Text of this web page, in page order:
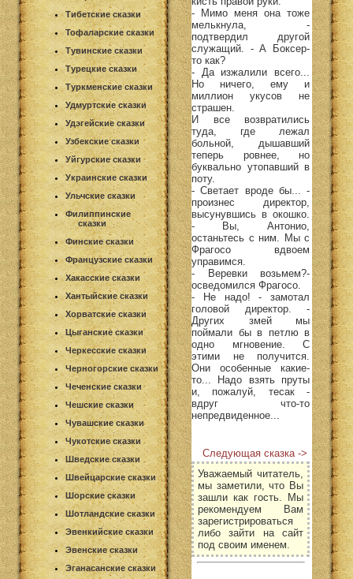
Тибетские сказки
Тофаларские сказки
Тувинские сказки
Турецкие сказки
Туркменские сказки
Удмуртские сказки
Удэгейские сказки
Узбекские сказки
Уйгурские сказки
Украинские сказки
Ульчские сказки
Филиппинские
сказки
Финские сказки
Французские сказки
Хакасские сказки
Хантыйские сказки
Хорватские сказки
Цыганские сказки
Черкесские сказки
Черногорские сказки
Чеченские сказки
Чешские сказки
Чувашские сказки
Чукотские сказки
Шведские сказки
Швейцарские сказки
Шорские сказки
Шотландские сказки
Эвенкийские сказки
Эвенские сказки
Эганасанские сказки
- Мимо меня она тоже
мелькнула, -
подтвердил другой
служащий. - А Боксер-
то как?
- Да изжалили всего...
Но ничего, ему и
миллион укусов не
страшен.
И все возвратились
туда, где лежал
больной, дышавший
теперь ровнее, но
буквально утопавший в
поту.
- Светает вроде бы... -
произнес директор,
высунувшись в окошко.
- Вы, Антонио,
останьтесь с ним. Мы с
Фрагосо вдвоем
управимся.
- Веревки возьмем?-
осведомился Фрагосо.
- Не надо! - замотал
головой директор. -
Других змей мы
поймали бы в петлю в
одно мгновение. С
этими не получится.
Они особенные какие-
то... Надо взять пруты
и, пожалуй, тесак -
вдруг что-то
непредвиденное...
Следующая сказка ->
Уважаемый читатель,
мы заметили, что Вы
зашли как гость. Мы
рекомендуем Вам
зарегистрироваться
либо зайти на сайт
под своим именем.